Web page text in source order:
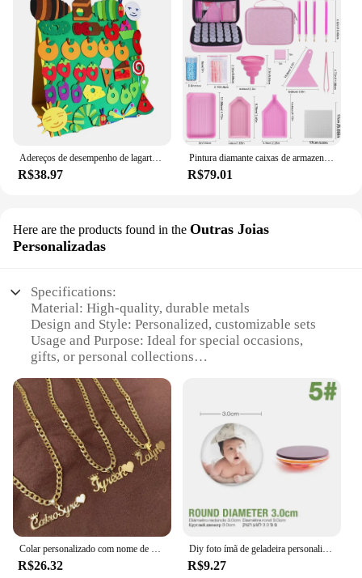
Adereços de desempenho de lagarta fome, brinquedos de feltro, livros ilustrados em inglês, ajuda de ensino, brinquedo interativo de lagarta faminhada para crianças pequenas
R$38.97
Pintura diamante caixas de armazenamento, 30 slots caixas de armazenamento, diamante arte acessórios recipientes e ferramentas kit caixa com frascos à prova de choque organizador
R$79.01
Here are the products found in the Outras Joias
Personalizadas
Specifications:
Material: High-quality, durable metals
Design and Style: Personalized, customizable sets
Usage and Purpose: Ideal for special occasions,
gifts, or personal collections
preferences
Performance and Property: Resilient against wear
and tear
Parts and Accessories: Includes a variety of pieces
for complete sets
Features:
**Craftsmanship and Quality**
Each dia pai piece is meticulously crafted from
premium metals, ensuring a lasting shine and
durability that withstands the test of time. The
personalized nature of these jewelry sets allows for
Colar personalizado com nome de coração e coroa, joias da moda para homens e mulheres, colar de corrente cubana de aço inoxidável personalizado, presentes para ela
R$26.32
Diy foto ímã de geladeira personalizado cabochão de vidro personalizado amantes da família decoração do bebê presentes
R$9.27